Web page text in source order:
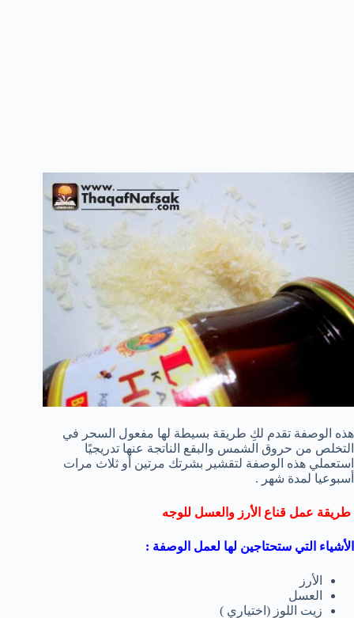
هذه الوصفة تقدم لكِ طريقة بسيطة لها مفعول السحر في
التخلص من حروق الشمس والبقع الناتجة عنها تدريجيًا
استعملي هذه الوصفة لتقشير بشرتك مرتين أو ثلاث مرات
أسبوعيا لمدة شهر .
طريقة عمل قناع الأرز والعسل للوجه
الأشياء التي ستحتاجين لها لعمل الوصفة :
الأرز
العسل
زيت اللوز (اختياري )